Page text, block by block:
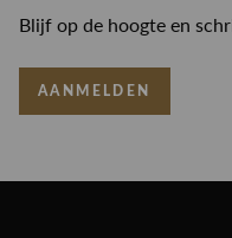
Blijf op de hoogte en
AANMELDEN